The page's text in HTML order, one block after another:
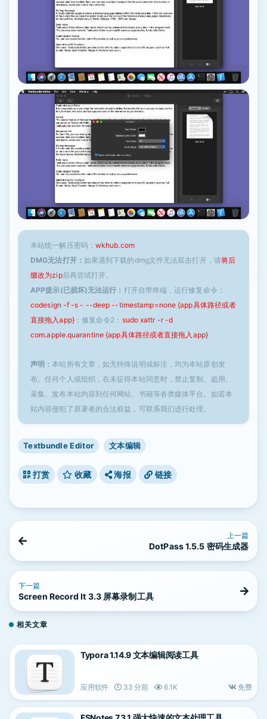
本站统一解压密码： wkhub.com
DMG无法打开： 如果遇到下载的dmg文件无法双击打开，请将后
缀改为zip后再尝试打开。
APP提示(已损坏)无法运行： 打开自带终端，运行修复命令：
codesign -f -s - --deep --timestamp=none {app具体路径或者
直接拖入app}；修复命令2： sudo xattr -r -d
com.apple.quarantine {app具体路径或者直接拖入app}
声明：本站所有文章，如无特殊说明或标注，均为本站原创发
布。任何个人或组织，在未征得本站同意时，禁止复制、盗用、
采集、发布本站内容到任何网站、书籍等各类媒体平台。如若本
站内容侵犯了原著者的合法权益，可联系我们进行处理。
Textbundle Editor 文本编辑
打赏 收藏 海报 链接
上一篇
DotPass 1.5.5 密码生成器
下一篇
Screen Record It 3.3 屏幕录制工具
相关文章
Typora 1.14.9 文本编辑阅读工具
应用软件 33 分前 6.1K 免费